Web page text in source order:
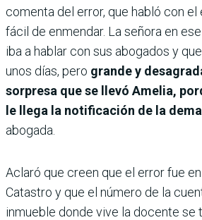
comenta del error, que habló con el
fácil de enmendar. La señora en
iba a hablar con sus abogados y
unos días, pero grande y
sorpresa que se llevó Amelia,
le llega la notificación de la
abogada.
Aclaró que creen que el error fue
Catastro y que el número de la
inmueble donde vive la docente se